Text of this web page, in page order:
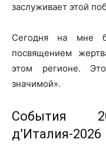
заслуживает этой
Сегодня на мне
посвящением
этом регионе.
значимой».
События
д’Италия-2026